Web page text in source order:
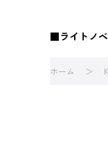
■ライトノ
ホーム